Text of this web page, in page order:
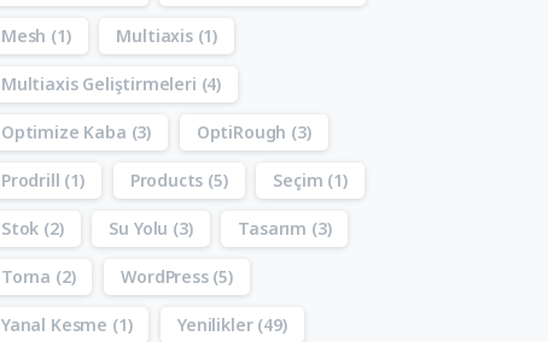
Mesh (1) Multiaxis(1)
Multiaxis Geliştirmeleri (4)
Optimize Kaba (3) OptiRough (3)
Prodrill (1) Products (5) Seçim (1)
Stok (2) Su Yolu (3) Tasarım (3)
Torna (2) WordPress(5)
Yanal Kesme (1) Yenilikler(49)